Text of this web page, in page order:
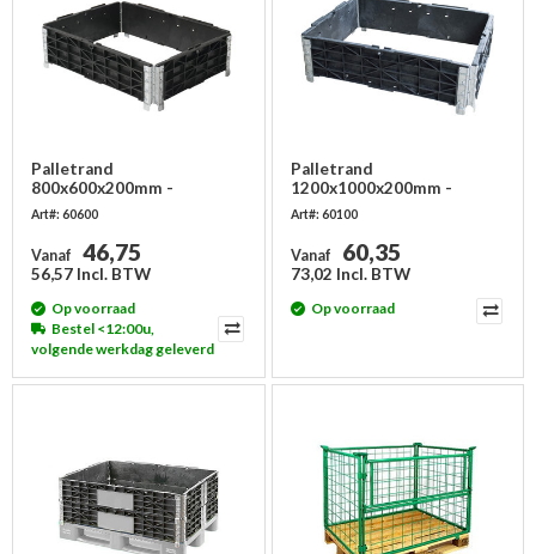
Palletrand
800x600x200mm -
kunststof - 4 scharnieren
Art#: 60600
Vanaf 46,75
56,57 Incl. BTW
Op voorraad
Bestel <12:00u,
volgende werkdag geleverd
Palletrand
1200x1000x200mm -
kunststof - 4 scharnieren
Art#: 60100
Vanaf 60,35
73,02 Incl. BTW
Op voorraad